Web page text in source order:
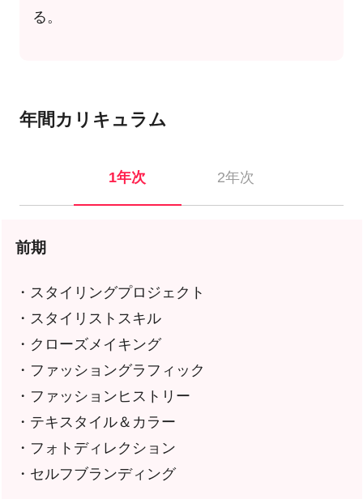
る。
年間カリキュラム
1年次 2年次
前期
・スタイリングプロジェクト
・スタイリストスキル
・クローズメイキング
・ファッショングラフィック
・ファッションヒストリー
・テキスタイル＆カラー
・フォトディレクション
・セルフブランディング